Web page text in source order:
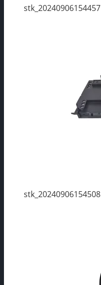
stk_20240906154457
stk_20240906154508